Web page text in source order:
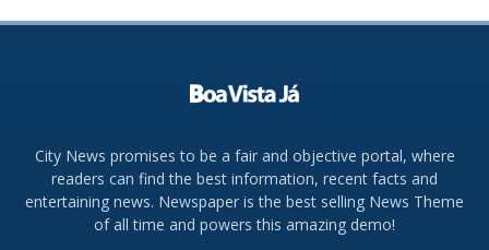
City News promises to be a fair and objective portal, where
readers can find the best information, recent facts and
entertaining news. Newspaper is the best selling News Theme
of all time and powers this amazing demo!